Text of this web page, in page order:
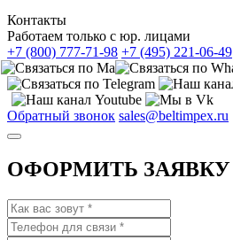
Контакты
Работаем только с юр. лицами
+7 (800) 777-71-98 +7 (495) 221-06-49
Обратный звонок sales@beltimpex.ru
ОФОРМИТЬ ЗАЯВКУ